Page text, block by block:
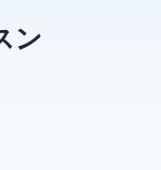
ン